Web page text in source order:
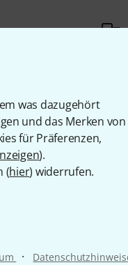
was dazugehört
und das Merken von
für Präferenzen,
).
(hier) widerrufen.
·